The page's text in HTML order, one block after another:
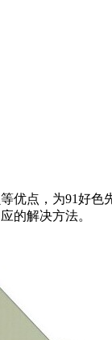
点，为91
的解决方法。